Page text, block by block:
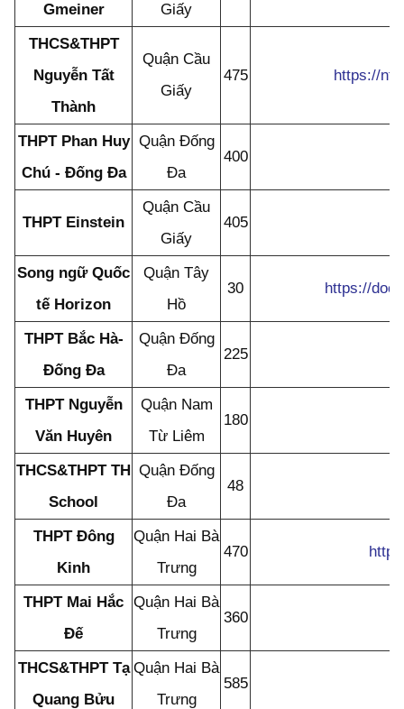
Gmeiner Giấy
THCS&THPT
Nguyễn Tất
Thành
Quận Cầu
Giấy
475 https://
THPT Phan Huy
Chú - Đống Đa
Quận Đống
Đa
400
THPT Einstein
Quận Cầu
Giấy
405
Song ngữ Quốc
tế Horizon
Quận Tây
Hồ
30 https://
THPT Bắc Hà-
Đống Đa
Quận Đống
Đa
225
THPT Nguyễn
Văn Huyên
Quận Nam
Từ Liêm
180
THCS&THPT TH
School
Quận Đống
Đa
48
THPT Đông
Kinh
Quận Hai Bà
Trưng
470
THPT Mai Hắc
Đế
Quận Hai Bà
Trưng
360
THCS&THPT Tạ
Quang Bửu
Quận Hai Bà
Trưng
585